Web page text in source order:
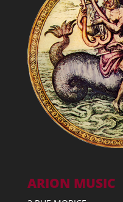
ARION MUSIC